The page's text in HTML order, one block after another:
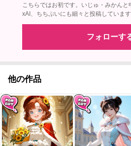
こちらではお初です。いじゅ・みかん
xAI、ちちぷいにも細々と投稿しています
フォローす
他の作品